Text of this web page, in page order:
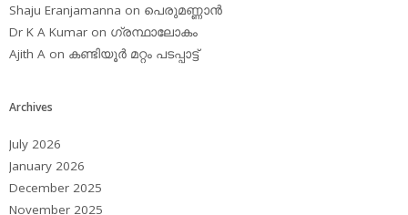
Shaju Eranjamanna on പെരുമണ്ണാന്‍
Dr K A Kumar on ഗ്രന്ഥാലോകം
Ajith A on കണ്ടിയൂര്‍ മറ്റം പടപ്പാട്ട്‌
Archives
July 2026
January 2026
December 2025
November 2025